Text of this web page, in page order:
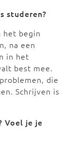
studeren?
het begin
na een
in het
best mee.
die
Schrijven is
Voel je je